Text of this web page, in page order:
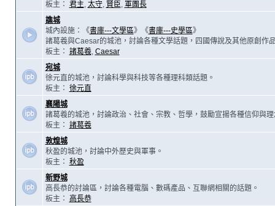
板主： 君主, 太守, 賢臣, 軍團長
譙城
城內設施：《書庫---文學區》《書庫---史學區》
諸葛羲與Caesar的城池，討論各種文學話題，四國傳說及其他原創作
板主： 諸葛羲, Caesar
宛城
徐元直的城池，討論科學與科技等各種理科類話題。
板主： 徐元直
襄陽城
諸葛羲的城池，討論政治、社會、宗教、哲學，鼓勵宣揚各種信仰與理
板主： 諸葛羲
敦煌城
秋盈的城池，討論中外歷史與軍事。
板主： 秋盈
新野城
高長恭的討論區，討論各種電腦、數碼產品、互聯網相關的話題。
板主：
高長恭